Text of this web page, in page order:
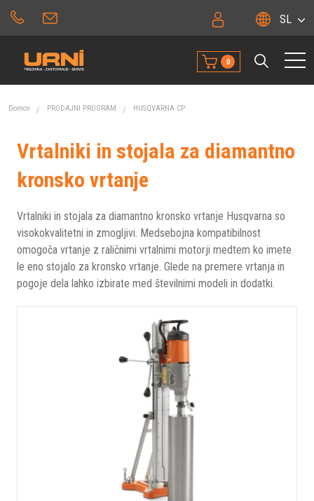
SL
0
Domov PRODAJNI PROGRAM HUSQVARNA CP
Vrtalniki in stojala za diamantno
kronsko vrtanje
Vrtalniki in stojala za diamantno kronsko vrtanje Husqvarna so
visokokvalitetni in zmogljivi. Medsebojna kompatibilnost
omogoča vrtanje z raličnimi vrtalnimi motorji medtem ko imete
le eno stojalo za kronsko vrtanje. Glede na premere vrtanja in
pogoje dela lahko izbirate med številnimi modeli in dodatki.